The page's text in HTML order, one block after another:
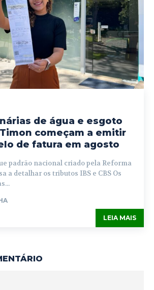
de água e esgoto
começam a emitir
de fatura em agosto
padrão nacional criado pela Reforma
a detalhar os tributos IBS e CBS Os
LEIA MAIS